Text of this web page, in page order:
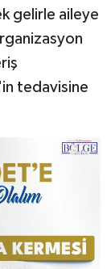
gelirle aileye
tedavisine